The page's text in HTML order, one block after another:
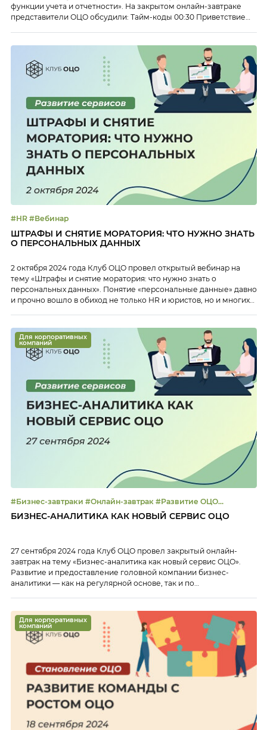
функции учета и отчетности». На закрытом онлайн-завтраке
представители ОЦО обсудили: Тайм-коды 00:30 Приветствие
организации и методологии функции контроля 06:32 Опыт
внедрения функции контроля Интер РАО – […]
#HR #Вебинар
ШТРАФЫ И СНЯТИЕ МОРАТОРИЯ: ЧТО НУЖНО ЗНАТЬ
О ПЕРСОНАЛЬНЫХ ДАННЫХ
2 октября 2024 года Клуб ОЦО провел открытый вебинар на
тему «Штрафы и снятие моратория: что нужно знать о
персональных данных». Понятие «персональные данные» давно
и прочно вошло в обиход не только HR и юристов, но и многих
Для корпоративных
компаний
#Бизнес-завтраки #Онлайн-завтрак #Развитие ОЦО
#Цифровизация
БИЗНЕС-АНАЛИТИКА КАК НОВЫЙ СЕРВИС ОЦО
27 сентября 2024 года Клуб ОЦО провел закрытый онлайн-
завтрак на тему «Бизнес-аналитика как новый сервис ОЦО».
Развитие и предоставление головной компании бизнес-
аналитики — как на регулярной основе, так и по
обработка аналитических данных в различных разрезах не
только помогают бизнесу принимать верные […]
Для корпоративных
компаний